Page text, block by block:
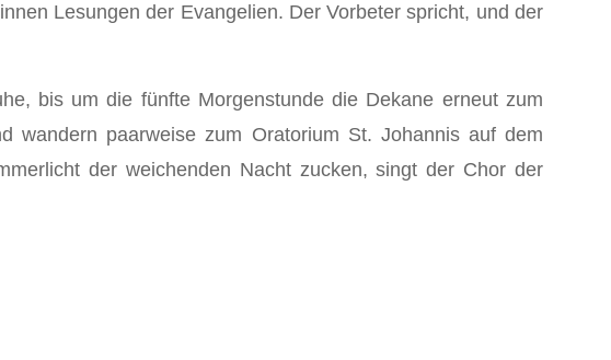
Lesungen der Evangelien. Der Vorbeter spricht, und der
bis um die fünfte Morgenstunde die Dekane erneut zum
wandern paarweise zum Oratorium St. Johannis auf dem
der weichenden Nacht zucken, singt der Chor der